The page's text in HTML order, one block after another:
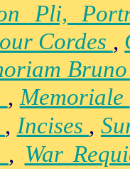
Pli,
Cordes ,
,Memoriale
, Incises ,
, War